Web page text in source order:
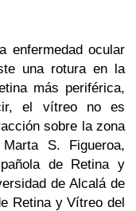
enfermedad ocular
una rotura en la
más periférica,
el vítreo no es
sobre la zona
S. Figueroa,
de Retina y
de Alcalá de
Retina y Vítreo del